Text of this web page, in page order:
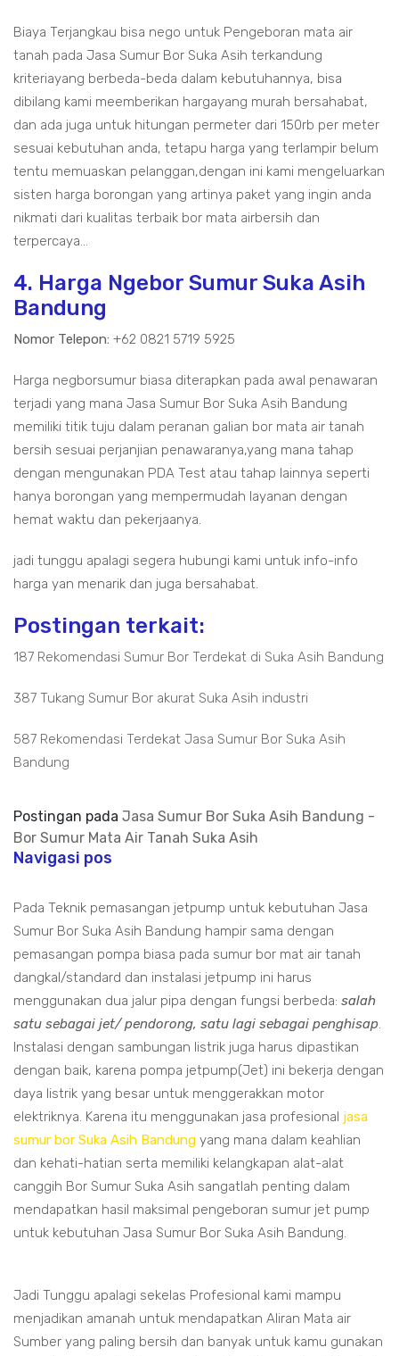
Biaya Terjangkau bisa nego untuk Pengeboran mata air
tanah pada Jasa Sumur Bor Suka Asih terkandung
kriteriayang berbeda-beda dalam kebutuhannya, bisa
dibilang kami meemberikan hargayang murah bersahabat,
dan ada juga untuk hitungan permeter dari 150rb per meter
sesuai kebutuhan anda, tetapu harga yang terlampir belum
tentu memuaskan pelanggan,dengan ini kami mengeluarkan
sisten harga borongan yang artinya paket yang ingin anda
nikmati dari kualitas terbaik bor mata airbersih dan
terpercaya...
4. Harga Ngebor Sumur Suka Asih
Bandung
Nomor Telepon: +62 0821 5719 5925
Harga negborsumur biasa diterapkan pada awal penawaran
terjadi yang mana Jasa Sumur Bor Suka Asih Bandung
memiliki titik tuju dalam peranan galian bor mata air tanah
bersih sesuai perjanjian penawaranya,yang mana tahap
dengan mengunakan PDA Test atau tahap lainnya seperti
hanya borongan yang mempermudah layanan dengan
hemat waktu dan pekerjaanya.
jadi tunggu apalagi segera hubungi kami untuk info-info
harga yan menarik dan juga bersahabat.
Postingan terkait:
187 Rekomendasi Sumur Bor Terdekat di Suka Asih Bandung
387 Tukang Sumur Bor akurat Suka Asih industri
587 Rekomendasi Terdekat Jasa Sumur Bor Suka Asih
Bandung
Postingan pada Jasa Sumur Bor Suka Asih Bandung -
Bor Sumur Mata Air Tanah Suka Asih
Navigasi pos
Pada Teknik pemasangan jetpump untuk kebutuhan Jasa
Sumur Bor Suka Asih Bandung hampir sama dengan
pemasangan pompa biasa pada sumur bor mat air tanah
dangkal/standard dan instalasi jetpump ini harus
menggunakan dua jalur pipa dengan fungsi berbeda: salah
satu sebagai jet/ pendorong, satu lagi sebagai penghisap.
Instalasi dengan sambungan listrik juga harus dipastikan
dengan baik, karena pompa jetpump(Jet) ini bekerja dengan
daya listrik yang besar untuk menggerakkan motor
elektriknya. Karena itu menggunakan jasa profesional jasa
sumur bor Suka Asih Bandung yang mana dalam keahlian
dan kehati-hatian serta memiliki kelangkapan alat-alat
canggih Bor Sumur Suka Asih sangatlah penting dalam
mendapatkan hasil maksimal pengeboran sumur jet pump
untuk kebutuhan Jasa Sumur Bor Suka Asih Bandung.
Jadi Tunggu apalagi sekelas Profesional kami mampu
menjadikan amanah untuk mendapatkan Aliran Mata air
Sumber yang paling bersih dan banyak untuk kamu gunakan